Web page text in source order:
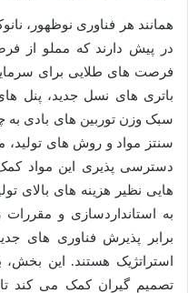
همانند هر فناوری نوظهور،
در پیش دارند که مملو از
فرصت های طلایی برای
باتری های نسل جدید، پنل
سبک وزن توربین های بادی
سنتز مواد و روش های تولید،
دسترسی پذیری این مواد
هایی نظیر هزینه های بالای
به استانداردسازی و
برابر پذیرش فناوری های
استراتژیک هستند. این
تصمیم گیران کمک می کند